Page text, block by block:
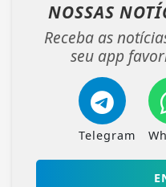
NOSSAS
Receba as
seu app
Telegram